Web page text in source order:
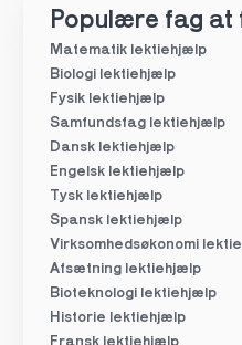
Populære fag at
Matematik lektiehjælp
Biologi lektiehjælp
Fysik lektiehjælp
Samfundsfag lektiehjælp
Dansk lektiehjælp
Engelsk lektiehjælp
Tysk lektiehjælp
Spansk lektiehjælp
Virksomhedsøkonomi
Afsætning lektiehjælp
Bioteknologi lektiehjælp
Historie lektiehjælp